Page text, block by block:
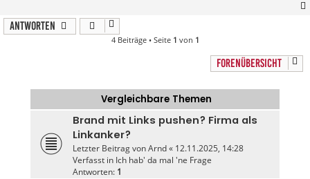
Antworten
4 Beiträge • Seite 1 von 1
FORENÜBERSICHT
Vergleichbare Themen
Brand mit Links pushen? Firma als
Linkanker?
Letzter Beitrag vonArnd« 12.11.2025, 14:28
Verfasst in Ich hab' da mal 'ne Frage
Antworten: 1